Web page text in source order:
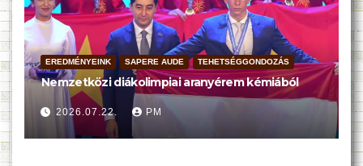
EREDMÉNYEINK SAPERE AUDE TEHETSÉGGONDOZÁS
Nemzetközi diákolimpiai aranyérem kémiából
2026.07.22. PM